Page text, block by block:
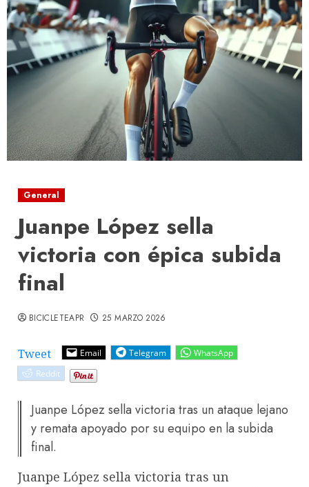
General
Juanpe López sella
victoria con épica subida
final
Tweet Email Telegram
WhatsApp
Reddit
BICICLETEAPR 25 MARZO 2026
Juanpe López sella victoria tras un ataque lejano
y remata apoyado por su equipo en la subida
final.
Juanpe López sella victoria tras un